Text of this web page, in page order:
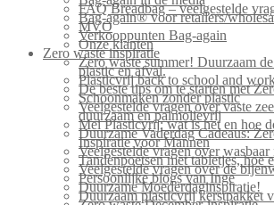
FAQ Breadbag – veelgestelde
Bag-again® voor retailers/
MVO
Verkooppunten Bag-again
Onze klanten
Zero waste inspiratie
Zero waste summer! Duurzaam
plastic en afval.
Plasticvrij back to school and
De beste tips om te starten met
Schoonmaken zonder plastic
Veelgestelde vragen over vaste
duurzaam en palmolievrij
Mei Plasticvrij: wat is het en hoe
Duurzame Vaderdag Cadeaus:
Inspiratie voor Mannen
Veelgestelde vragen over wasbaar
Tandenpoetsen met tabletjes, hoe
Veelgestelde vragen over de
Persoonlijke blogs van Inge
Duurzame Moederdaginspiratie!
Duurzaam plasticvrij kerstpakket